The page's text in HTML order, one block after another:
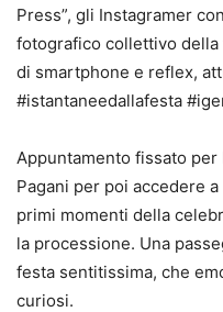
Press”, gli Instagramer
fotografico collettivo
di smartphone e reflex,
#istantaneedallafesta
Appuntamento fissato per
Pagani per poi accedere
primi momenti della
la processione. Una
festa sentitissima, che
curiosi.